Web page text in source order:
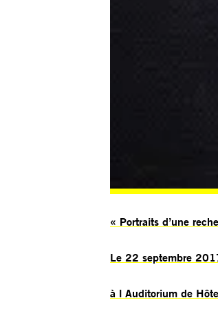
« Portraits d’une
Le 22 septembre
à l Auditorium de